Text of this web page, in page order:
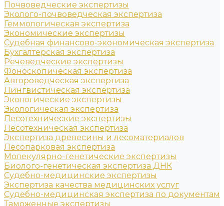
Почвоведческие экспертизы
Эколого-почвоведческая экспертиза
Геммологическая экспертиза
Экономические экспертизы
Судебная финансово-экономическая экспертиза
Бухгалтерская экспертиза
Речеведческие экспертизы
Фоноскопическая экспертиза
Автороведческая экспертиза
Лингвистическая экспертиза
Экологические экспертизы
Экологическая экспертиза
Лесотехнические экспертизы
Лесотехническая экспертиза
Экспертиза древесины и лесоматериалов
Лесопарковая экспертиза
Молекулярно-генетические экспертизы
Биолого-генетическая экспертиза ДНК
Судебно-медицинские экспертизы
Экспертиза качества медицинских услуг
Судебно-медицинская экспертиза по документам
Таможенные экспертизы